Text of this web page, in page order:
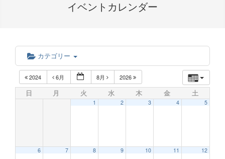
イベントカレンダー
カテゴリー
2024 6月 8月 2026
日 月 火 水 木 金 土
1 2 3 4 5
6 7 8 9 10 11 12